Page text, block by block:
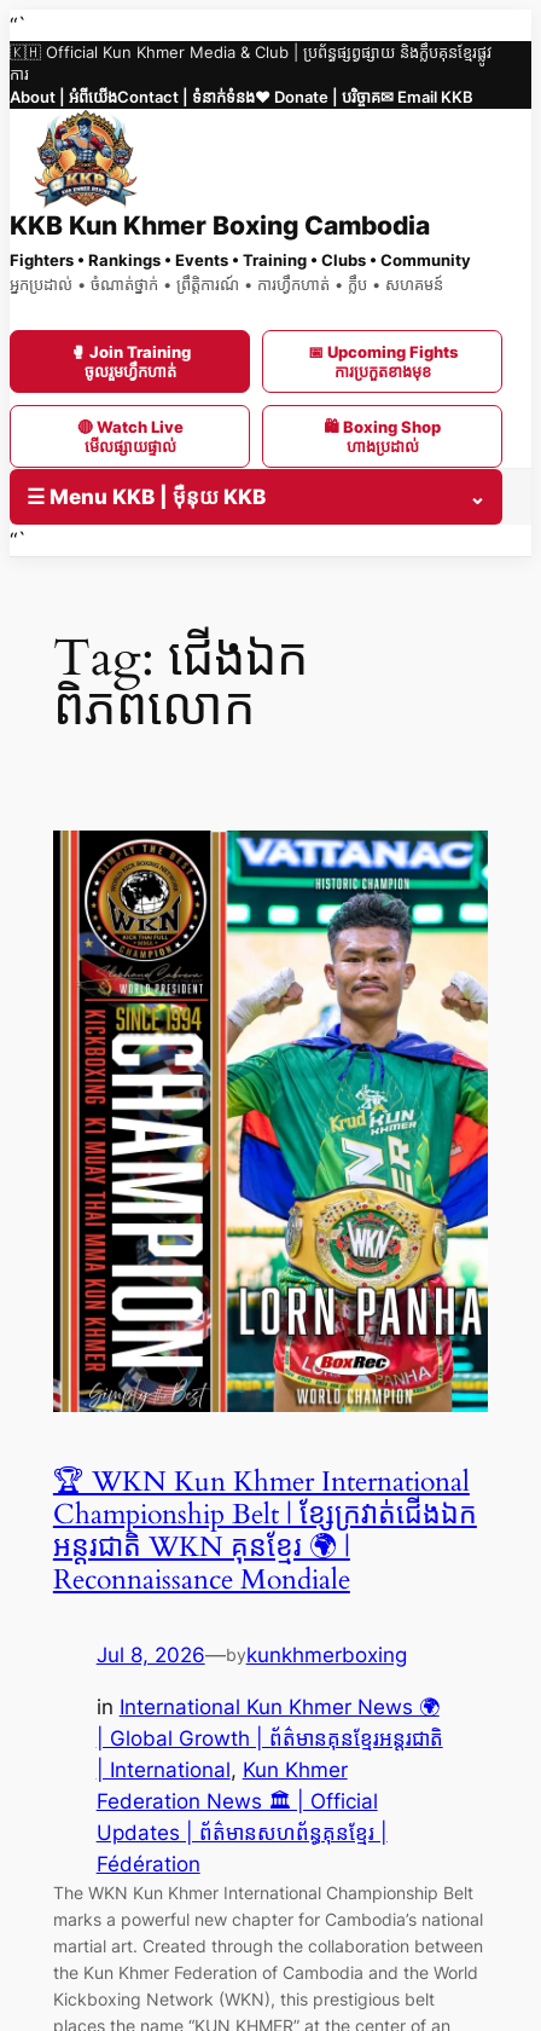
Skip
to
content
“`
🇰🇭 Official Kun Khmer Media & Club | ប្រព័ន្ធផ្សព្វផ្សាយ និងក្លឹបគុនខ្មែរផ្លូវ
ការ
About | អំពីយើងContact | ទំនាក់ទំនង❤️ Donate | បរិច្ចាគ✉ Email KKB
KKB Kun Khmer Boxing Cambodia
Fighters • Rankings • Events • Training • Clubs • Community
អ្នកប្រដាល់ • ចំណាត់ថ្នាក់ • ព្រឹត្តិការណ៍ • ការហ្វឹកហាត់ • ក្លឹប • សហគមន៍
🥊 Join Training
ចូលរួមហ្វឹកហាត់
📅 Upcoming Fights
ការប្រកួតខាងមុខ
🔴 Watch Live
មើលផ្សាយផ្ទាល់
🛍 Boxing Shop
ហាងប្រដាល់
☰ Menu KKB | ម៉ឺនុយ KKB
⌄
“`
Tag: ជើងឯក
ពិភពលោក
🏆 WKN Kun Khmer International
Championship Belt | ខ្សែក្រវាត់ជើងឯក
អន្តរជាតិ WKN គុនខ្មែរ 🌍 |
Reconnaissance Mondiale
Jul 8, 2026—bykunkhmerboxing
in International Kun Khmer News 🌍
| Global Growth | ព័ត៌មានគុនខ្មែរអន្តរជាតិ
| International, Kun Khmer
Federation News 🏛️ | Official
Updates | ព័ត៌មានសហព័ន្ធគុនខ្មែរ |
Fédération
The WKN Kun Khmer International Championship Belt
marks a powerful new chapter for Cambodia’s national
martial art. Created through the collaboration between
the Kun Khmer Federation of Cambodia and the World
Kickboxing Network (WKN), this prestigious belt
places the name “KUN KHMER” at the center of an